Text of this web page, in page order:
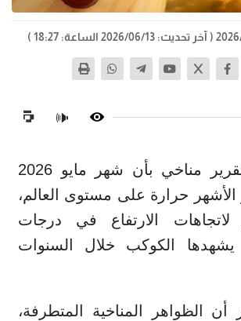
( آخر تحديث: 2026/06/13 الساعة: 18:27 )
🔊
أفاد تقرير مناخي بأن شهر مايو 2026
حرارة على مستوى العالم،
الارتفاع في درجات
يشهدها الكوكب خلال السنوات
أن الظواهر المناخية المتطرفة،